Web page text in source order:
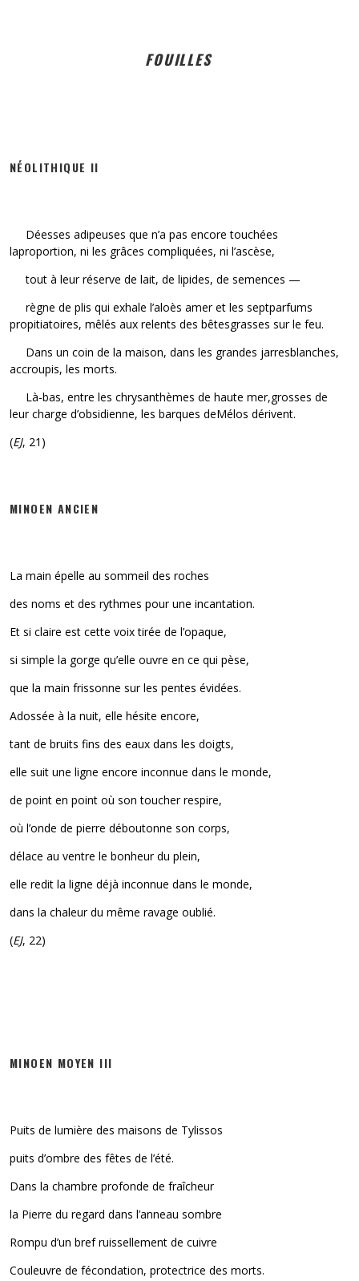
FOUILLES
NÉOLITHIQUE II
Déesses adipeuses que n’a pas encore touchées
laproportion, ni les grâces compliquées, ni l’ascèse,
tout à leur réserve de lait, de lipides, de semences —
règne de plis qui exhale l’aloès amer et les septparfums
propitiatoires, mêlés aux relents des bêtesgrasses sur le feu.
Dans un coin de la maison, dans les grandes jarresblanches,
accroupis, les morts.
Là-bas, entre les chrysanthèmes de haute mer,grosses de
leur charge d’obsidienne, les barques deMélos dérivent.
(EJ, 21)
MINOEN ANCIEN
La main épelle au sommeil des roches
des noms et des rythmes pour une incantation.
Et si claire est cette voix tirée de l’opaque,
si simple la gorge qu’elle ouvre en ce qui pèse,
que la main frissonne sur les pentes évidées.
Adossée à la nuit, elle hésite encore,
tant de bruits fins des eaux dans les doigts,
elle suit une ligne encore inconnue dans le monde,
de point en point où son toucher respire,
où l’onde de pierre déboutonne son corps,
délace au ventre le bonheur du plein,
elle redit la ligne déjà inconnue dans le monde,
dans la chaleur du même ravage oublié.
(EJ, 22)
MINOEN MOYEN III
Puits de lumière des maisons de Tylissos
puits d’ombre des fêtes de l’été.
Dans la chambre profonde de fraîcheur
la Pierre du regard dans l’anneau sombre
Rompu d’un bref ruissellement de cuivre
Couleuvre de fécondation, protectrice des morts.